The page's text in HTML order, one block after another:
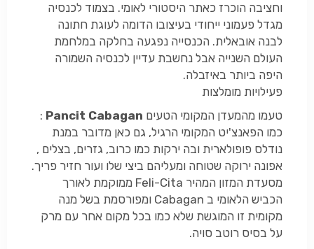
וחציבה הוכרז כאתר היסטורי לאומי. בצמוד לכנסיה
מגדל פעמוני ייחודי בעיצובו הדומה לעוגת חתונה
לבנה אובאלית. הכנסייה נפגעה בחלקה במלחמת
העולם השנייה אבל נחשבת עדיין לכנסיה השמורה
היפה ביותר באיזבלה.
פעילויות מומלצות
טעמו מהמעדן המקומי הטעים Pancit Cabagan
:
כמו הפאנצ'יט המקומי הרגיל, גם כאן מדובר במנת
נודלס פופולארית ובה ירקות כמו כרוב, גזרים, בצלים ,
אפונה ירוקה שטוחה ומעליהם ביצי שלו ועור חזיר פריך.
מסעדת המזון המהיר Feli-Cita ממוקמת לאורך
הכביש הלאומי ב Cabagan ומפורסמת בשל מנה
מקומית זו המוגשת שלא כמו בכל מקום אחר עם מרק
על בסיס רוטב סויה.